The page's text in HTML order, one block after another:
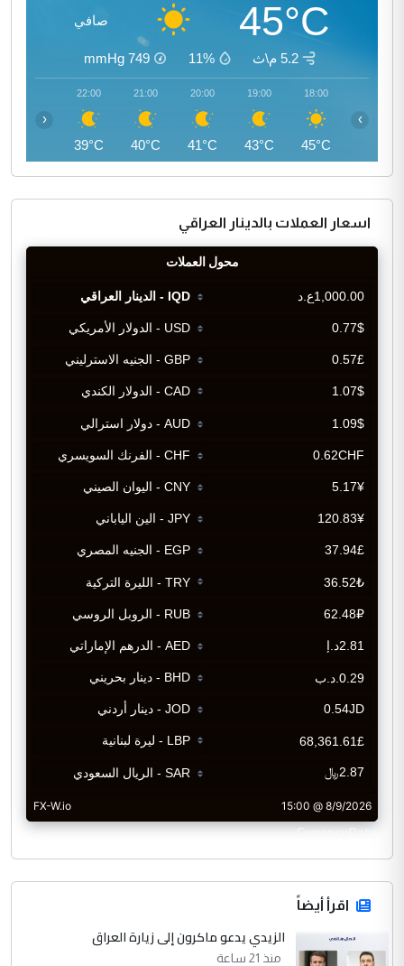
45°C صافي
5.2 م\ث 11%
749
mmHg
18:00
45°C
19:00
43°C
20:00
41°C
21:00
40°C
22:00
39°C
‹ ›
اسعار العملات بالدينار العراقي
CurrencyRate
اقرأ أيضاً
الزيدي يدعو ماكرون إلى زيارة العراق
منذ 21 ساعة